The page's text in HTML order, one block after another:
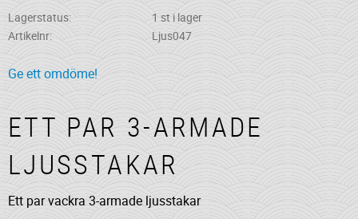
Lagerstatus
1 st i lager
Artikelnr
Ljus047
Ge ett omdöme!
ETT PAR 3-ARMADE
LJUSSTAKAR
Ett par vackra 3-armade ljusstakar